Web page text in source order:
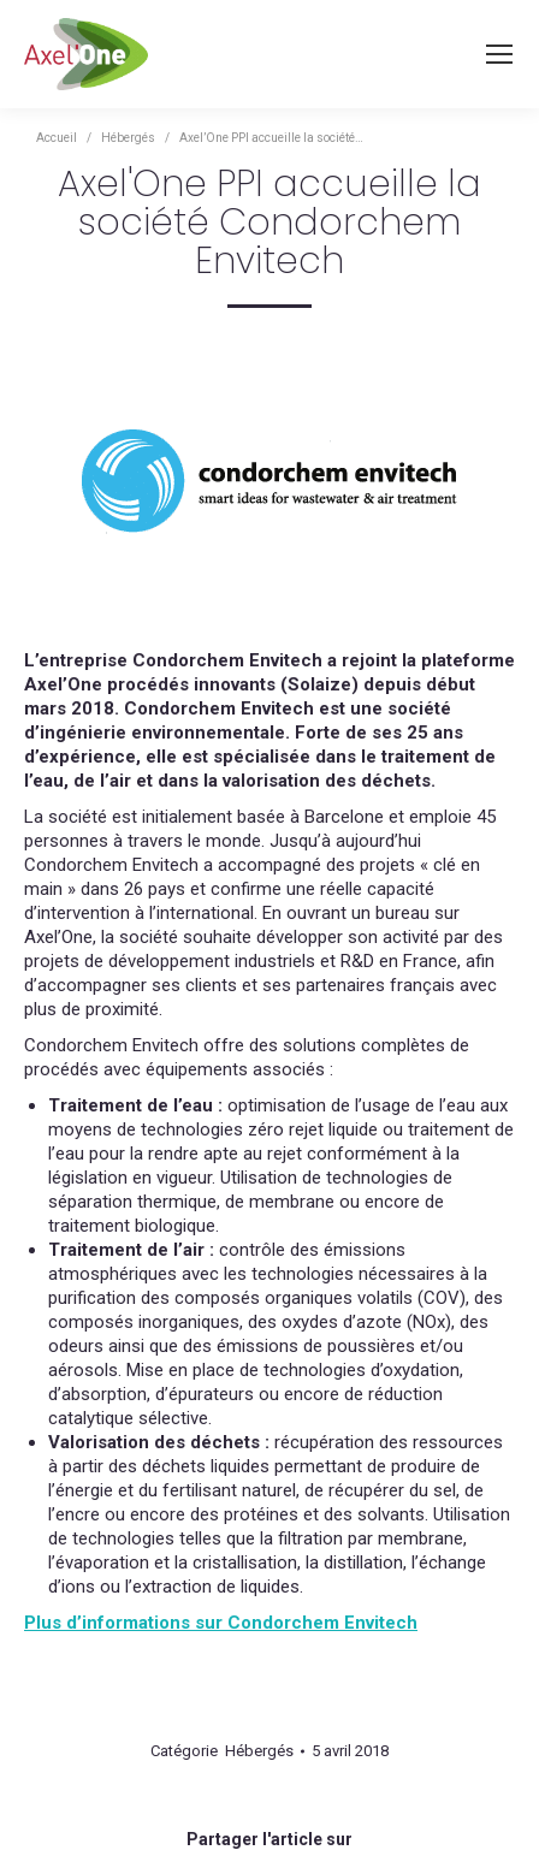
Vous êtes ici :
Accueil Hébergés Axel’One PPI accueille la société…
Axel'One PPI accueille la
société Condorchem
Envitech
L’entreprise Condorchem Envitech a rejoint la plateforme
Axel’One procédés innovants (Solaize) depuis début
mars 2018. Condorchem Envitech est une société
d’ingénierie environnementale. Forte de ses 25 ans
d’expérience, elle est spécialisée dans le traitement de
l’eau, de l’air et dans la valorisation des déchets.
La société est initialement basée à Barcelone et emploie 45
personnes à travers le monde. Jusqu’à aujourd’hui
Condorchem Envitech a accompagné des projets « clé en
main » dans 26 pays et confirme une réelle capacité
d’intervention à l’international. En ouvrant un bureau sur
Axel’One, la société souhaite développer son activité par des
projets de développement industriels et R&D en France, afin
d’accompagner ses clients et ses partenaires français avec
plus de proximité.
Condorchem Envitech offre des solutions complètes de
procédés avec équipements associés :
Traitement de l’eau : optimisation de l’usage de l’eau aux
moyens de technologies zéro rejet liquide ou traitement de
l’eau pour la rendre apte au rejet conformément à la
législation en vigueur. Utilisation de technologies de
séparation thermique, de membrane ou encore de
traitement biologique.
Traitement de l’air : contrôle des émissions
atmosphériques avec les technologies nécessaires à la
purification des composés organiques volatils (COV), des
composés inorganiques, des oxydes d’azote (NOx), des
odeurs ainsi que des émissions de poussières et/ou
aérosols. Mise en place de technologies d’oxydation,
d’absorption, d’épurateurs ou encore de réduction
catalytique sélective.
Valorisation des déchets : récupération des ressources
à partir des déchets liquides permettant de produire de
l’énergie et du fertilisant naturel, de récupérer du sel, de
l’encre ou encore des protéines et des solvants. Utilisation
de technologies telles que la filtration par membrane,
l’évaporation et la cristallisation, la distillation, l’échange
d’ions ou l’extraction de liquides.
Plus d’informations sur Condorchem Envitech
Catégorie Hébergés 5 avril 2018
Partager l'article sur